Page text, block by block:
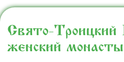
Свято-Троицкий
женский